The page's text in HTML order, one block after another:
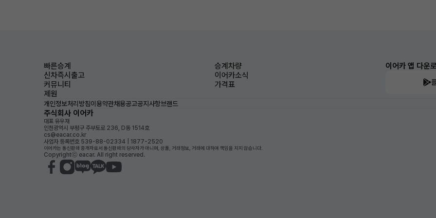
빠른승계
승계차량
신차즉시출고
이어카소식
커뮤니티
가격표
제원
이어카 앱 다운
개인정보처리방침이용약관채용공고공지사항브랜드
주식회사 이어카
대표 유우재
인천광역시 부평구 주부토로 236, D동 1514호
cs@eacar.co.kr
사업자 등록번호 539-88-02334 | 1877-2520
이어카는 통신판매 중개자로서 통신판매의 당사자가 아니며, 상품, 거래정보, 거래에 대하여 책임을 지지 않습니다.
Copyrightⓒ eacar. All right reserved.